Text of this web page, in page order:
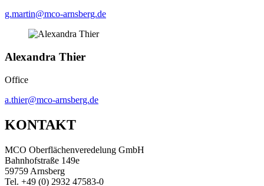
g.martin@mco-arnsberg.de
Alexandra Thier
Office
a.thier@mco-arnsberg.de
KONTAKT
MCO Oberflächenveredelung GmbH
Bahnhofstraße 149e
59759 Arnsberg
Tel. +49 (0) 2932 47583-0